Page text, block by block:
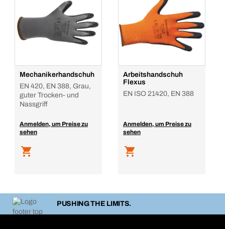
Mechanikerhandschuh
EN 420, EN 388, Grau,
guter Trocken- und
Nassgriff
Anmelden, um Preise zu
sehen
Arbeitshandschuh
Flexus
EN ISO 21420, EN 388
Anmelden, um Preise zu
sehen
PUSHING THE LIMITS.